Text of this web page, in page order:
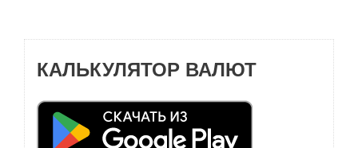
КАЛЬКУЛЯТОР ВАЛЮТ